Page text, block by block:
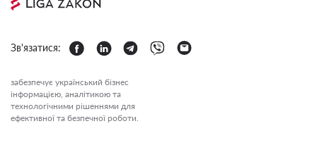
Зв'язатися:
забезпечує український бізнес
інформацією, аналітикою та
технологічними рішеннями для
ефективної та безпечної роботи.